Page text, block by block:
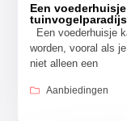
Een
tuinvogelparadijs
Een voederhuisje
worden, vooral als
niet alleen een
Aanbiedingen